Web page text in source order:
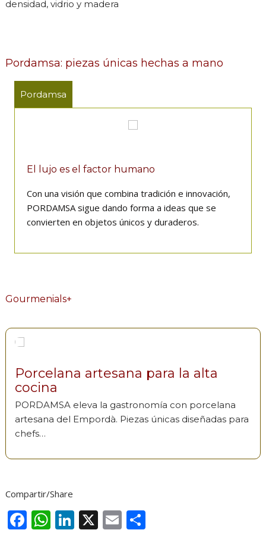
densidad, vidrio y madera
Pordamsa: piezas únicas hechas a mano
Pordamsa
El lujo es el factor humano
Con una visión que combina tradición e innovación,
PORDAMSA sigue dando forma a ideas que se
convierten en objetos únicos y duraderos.
Gourmenials+
Porcelana artesana para la alta
cocina
PORDAMSA eleva la gastronomía con porcelana
artesana del Empordà. Piezas únicas diseñadas para
chefs…
Compartir/Share
F W Li X E